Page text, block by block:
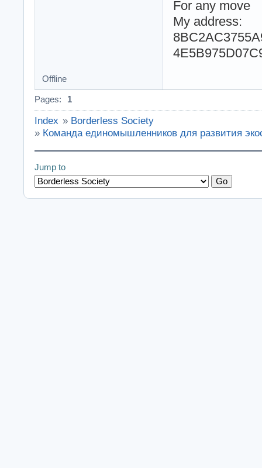
For any move
My address:
Offline
Pages: 1
Index » Borderless Society
» Команда единомышленников для развития
Jump to